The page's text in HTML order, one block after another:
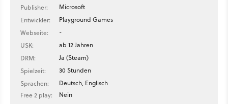
Publisher:
Microsoft
Entwickler:
Playground Games
Webseite:
-
USK:
ab 12 Jahren
DRM:
Ja (Steam)
Spielzeit:
30 Stunden
Sprachen:
Deutsch, Englisch
Free 2 play:
Nein